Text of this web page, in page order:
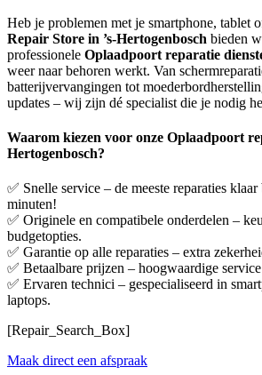
Heb je problemen met je smartphone, tablet
Repair Store in ’s-Hertogenbosch bieden
professionele Oplaadpoort reparatie
weer naar behoren werkt. Van
batterijvervangingen tot
updates – wij zijn dé specialist die je nodig
Waarom kiezen voor onze Oplaadpoort
Hertogenbosch?
✅ Snelle service – de meeste reparaties
minuten!
✅ Originele en compatibele onderdelen –
budgetopties.
✅ Garantie op alle reparaties – extra
✅ Betaalbare prijzen – hoogwaardige
✅ Ervaren technici – gespecialiseerd in
laptops.
[Repair_Search_Box]
Maak direct een afspraak